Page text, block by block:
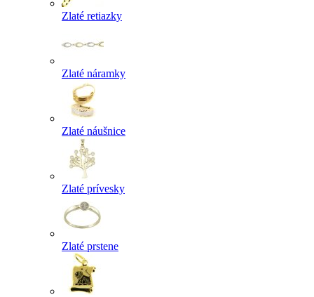
Zlaté retiazky
Zlaté náramky
Zlaté náušnice
Zlaté prívesky
Zlaté prstene